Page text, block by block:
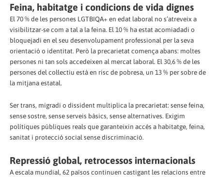
Feina, habitatge i condicions de vida dignes
El 70 % de les persones LGTBIQA+ en edat laboral no s’atreveix a
visibilitzar-se com a tal a la feina. El 10 % ha estat acomiadadi o
bloquejadi en el seu desenvolupament professional per la seva
orientació o identitat. Però la precarietat comença abans: moltes
persones ni tan sols accedeixen al mercat laboral. El 30,6 % de les
persones del col·lectiu està en risc de pobresa, un 13 % per sobre de
la mitjana estatal.
Ser trans, migradi o dissident multiplica la precarietat: sense feina,
sense sostre, sense serveis bàsics, sense alternatives. Exigim
polítiques públiques reals que garanteixin accés a habitatge, feina,
sanitat i protecció social sense discriminació.
Repressió global, retrocessos internacionals
A escala mundial, 62 països continuen castigant les relacions entre